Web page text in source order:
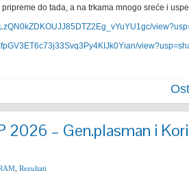
do tada, a na trkama mnogo sreće i
2026 – Gen.plasman i
Rezultati